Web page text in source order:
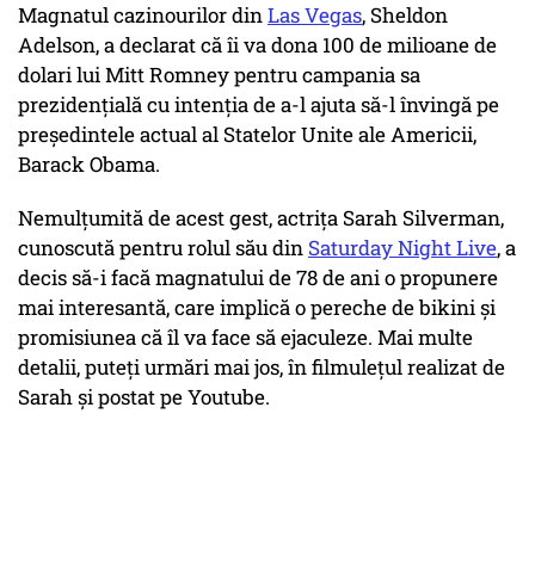
Magnatul cazinourilor dinLas Vegas, Sheldon
Adelson, a declarat că îi va dona 100 de milioane de
dolari lui Mitt Romney pentru campania sa
prezidenţială cu intenţia de a-l ajuta să-l învingă pe
preşedintele actual al Statelor Unite ale Americii,
Barack Obama.
Nemulţumită de acest gest, actriţa Sarah Silverman,
cunoscută pentru rolul său din Saturday Night Live, a
decis să-i facă magnatului de 78 de ani o propunere
mai interesantă, care implică o pereche de bikini şi
promisiunea că îl va face să ejaculeze. Mai multe
detalii, puteţi urmări mai jos, în filmuleţul realizat de
Sarah şi postat pe Youtube.